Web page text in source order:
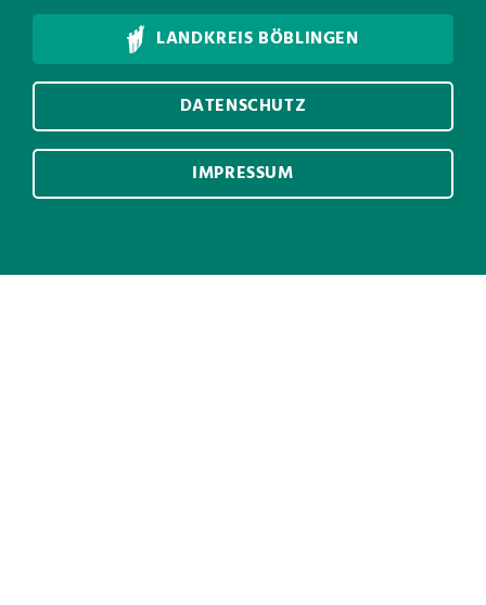
LANDKREIS BÖBLINGEN
DATENSCHUTZ
IMPRESSUM